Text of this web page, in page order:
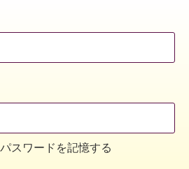
スワードを記憶する